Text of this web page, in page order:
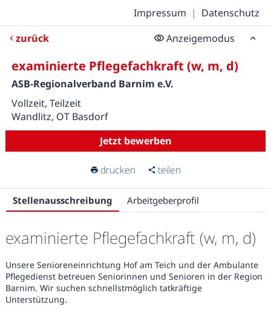
Impressum | Datenschutz
zurück
Anzeigemodus
examinierte Pflegefachkraft (w, m, d)
ASB-Regionalverband Barnim e.V.
Vollzeit, Teilzeit
Wandlitz, OT Basdorf
Jetzt bewerben
drucken teilen
Stellenausschreibung Arbeitgeberprofil
examinierte Pflegefachkraft (w, m, d)
Unsere Senioreneinrichtung Hof am Teich und der Ambulante
Pflegedienst betreuen Seniorinnen und Senioren in der Region
Barnim. Wir suchen schnellstmöglich tatkräftige
Unterstützung.